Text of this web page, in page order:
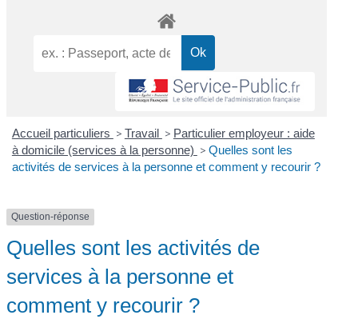
Accueil particuliers > Travail > Particulier employeur : aide
à domicile (services à la personne) > Quelles sont les
activités de services à la personne et comment y recourir ?
Question-réponse
Quelles sont les activités de
services à la personne et
comment y recourir ?